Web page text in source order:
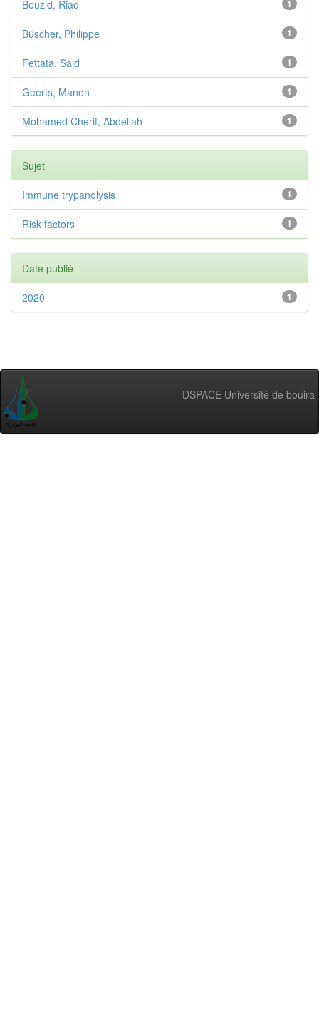
1
Bouzid, Riad
1
Büscher, Philippe
1
Fettata, Said
1
Geerts, Manon
1
Mohamed Cherif, Abdellah
Sujet
1
Immune trypanolysis
1
Risk factors
Date publié
1
2020
DSPACE Université de bouira